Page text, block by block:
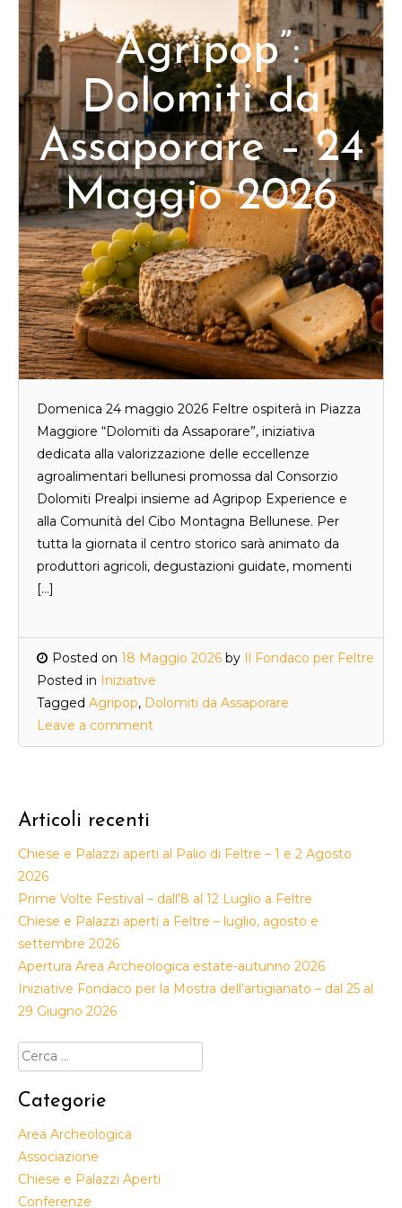
“Agripop”:
Dolomiti da
Assaporare – 24
Maggio 2026
Domenica 24 maggio 2026 Feltre ospiterà in Piazza
Maggiore “Dolomiti da Assaporare”, iniziativa
dedicata alla valorizzazione delle eccellenze
agroalimentari bellunesi promossa dal Consorzio
Dolomiti Prealpi insieme ad Agripop Experience e
alla Comunità del Cibo Montagna Bellunese. Per
tutta la giornata il centro storico sarà animato da
produttori agricoli, degustazioni guidate, momenti
[…]
Posted on 18 Maggio 2026 by Il Fondaco per Feltre
Posted in Iniziative
Tagged Agripop, Dolomiti da Assaporare
Leave a comment
Articoli recenti
Chiese e Palazzi aperti al Palio di Feltre – 1 e 2 Agosto
2026
Prime Volte Festival – dall’8 al 12 Luglio a Feltre
Chiese e Palazzi aperti a Feltre – luglio, agosto e
settembre 2026
Apertura Area Archeologica estate-autunno 2026
Iniziative Fondaco per la Mostra dell’artigianato – dal 25 al
29 Giugno 2026
Ricerca
per:
Categorie
Area Archeologica
Associazione
Chiese e Palazzi Aperti
Conferenze